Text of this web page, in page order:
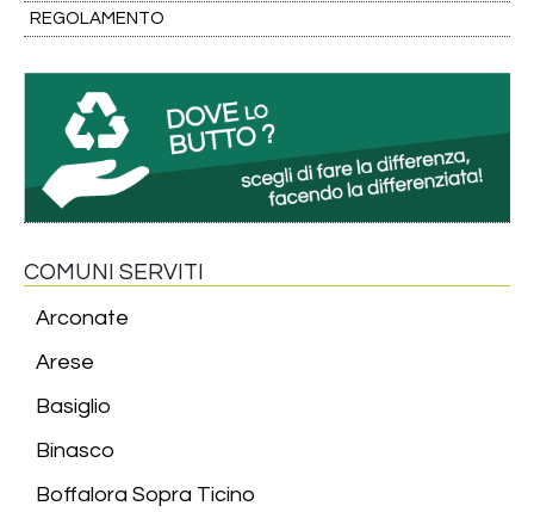
REGOLAMENTO
COMUNI SERVITI
Arconate
Arese
Basiglio
Binasco
Boffalora Sopra Ticino